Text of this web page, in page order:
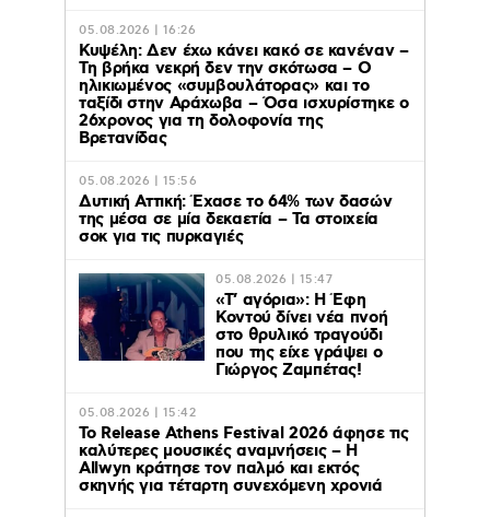
05.08.2026 | 16:26
Κυψέλη: Δεν έχω κάνει κακό σε κανέναν –
Τη βρήκα νεκρή δεν την σκότωσα – Ο
ηλικιωμένος «συμβουλάτορας» και το
ταξίδι στην Αράχωβα – Όσα ισχυρίστηκε ο
26χρονος για τη δολοφονία της
Βρετανίδας
05.08.2026 | 15:56
Δυτική Αττική: Έχασε το 64% των δασών
της μέσα σε μία δεκαετία – Τα στοιχεία
σοκ για τις πυρκαγιές
05.08.2026 | 15:47
«Τ’ αγόρια»: Η Έφη
Κοντού δίνει νέα πνοή
στο θρυλικό τραγούδι
που της είχε γράψει ο
Γιώργος Ζαμπέτας!
05.08.2026 | 15:42
Το Release Athens Festival 2026 άφησε τις
καλύτερες μουσικές αναμνήσεις – Η
Allwyn κράτησε τον παλμό και εκτός
σκηνής για τέταρτη συνεχόμενη χρονιά